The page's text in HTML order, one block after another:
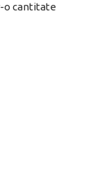
o cantitate